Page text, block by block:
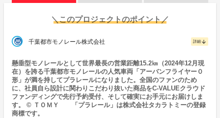
＼このプロジェクトのポイント／
千葉都市モノレール株式会社 詳細 arrow_downward
懸垂型モノレールとして世界最長の営業距離15.2㎞（2024年12月現
在）を誇る千葉都市モノレールの人気車両「アーバンフライヤー０
形」が満を持してプラレールになりました。全国のファンのため
に、社員自ら設計に関わりこだわり抜いた商品をC-VALUEクラウド
ファンディングで先行予約受付、そして確実にお手元にお届けしま
す。 © ＴＯＭＹ 「プラレール」は株式会社タカラトミーの登録
商標です。